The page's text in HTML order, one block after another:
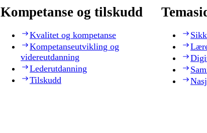
Kompetanse og tilskudd
Kvalitet og kompetanse
Kompetanseutvikling og
videreutdanning
Lederutdanning
Tilskudd